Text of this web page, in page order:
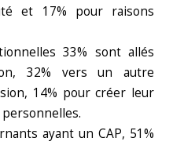
et 17% pour raisons
33% sont allés
32% vers un autre
14% pour créer leur
ayant un CAP, 51%